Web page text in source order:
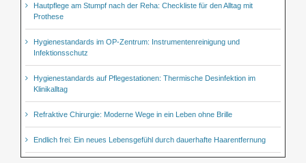
Hautpflege am Stumpf nach der Reha: Checkliste für den Alltag mit
Prothese
Hygienestandards im OP-Zentrum: Instrumentenreinigung und
Infektionsschutz
Hygienestandards auf Pflegestationen: Thermische Desinfektion im
Klinikalltag
Refraktive Chirurgie: Moderne Wege in ein Leben ohne Brille
Endlich frei: Ein neues Lebensgefühl durch dauerhafte Haarentfernung